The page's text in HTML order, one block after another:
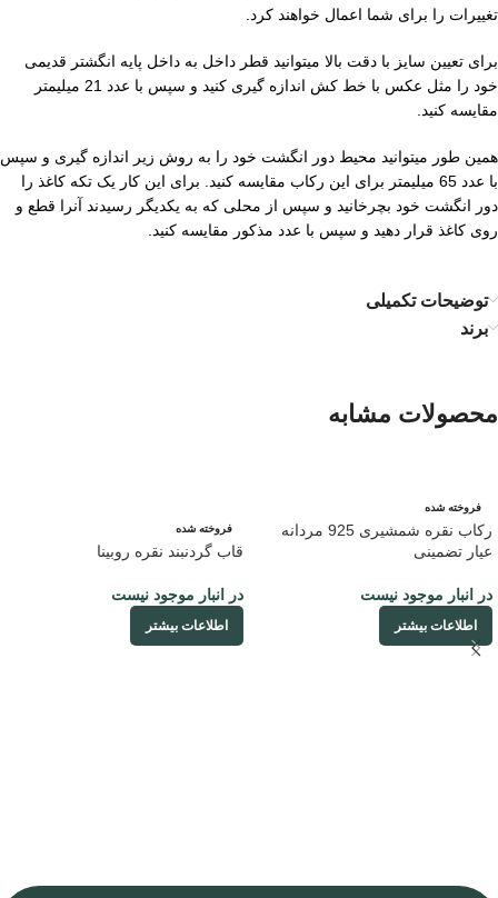
تغییرات را برای شما اعمال خواهند کرد.
برای تعیین سایز با دقت بالا میتوانید قطر داخل به داخل پایه انگشتر قدیمی
خود را مثل عکس با خط کش اندازه گیری کنید و سپس با عدد 21 میلیمتر
مقایسه کنید.
همین طور میتوانید محیط دور انگشت خود را به روش زیر اندازه گیری و سپس
با عدد 65 میلیمتر برای این رکاب مقایسه کنید. برای این کار یک تکه کاغذ را
دور انگشت خود بچرخانید و سپس از محلی که به یکدیگر رسیدند آنرا قطع و
روی کاغذ قرار دهید و سپس با عدد مذکور مقایسه کنید.
توضیحات تکمیلی
برند
محصولات مشابه
فروخته شده
رکاب نقره شمشیری 925 مردانه
عیار تضمینی
در انبار موجود نیست
اطلاعات بیشتر
فروخته شده
قاب گردنبند نقره روبینا
در انبار موجود نیست
اطلاعات بیشتر